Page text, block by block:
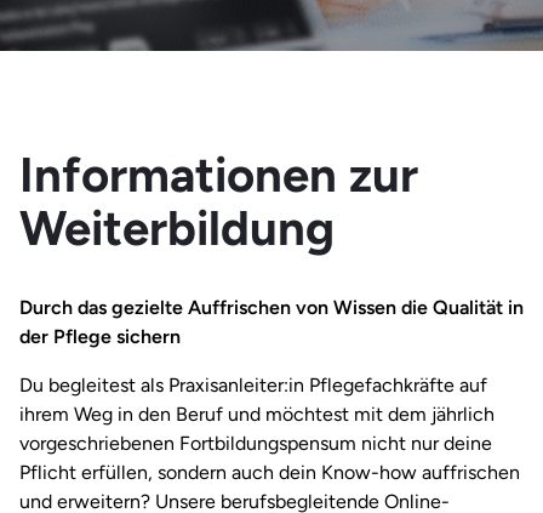
Informationen zur
Weiterbildung
Durch das gezielte Auffrischen von Wissen die Qualität in
der Pflege sichern
Du begleitest als Praxisanleiter:in Pflegefachkräfte auf
ihrem Weg in den Beruf und möchtest mit dem jährlich
vorgeschriebenen Fortbildungspensum nicht nur deine
Pflicht erfüllen, sondern auch dein Know-how auffrischen
und erweitern? Unsere berufsbegleitende Online-